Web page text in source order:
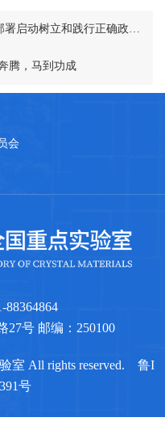
和践行正确政绩观学习教育工作
腾，马到功成
会
88364864
27号 邮编：250100
室 All rights reserved. 鲁I
号